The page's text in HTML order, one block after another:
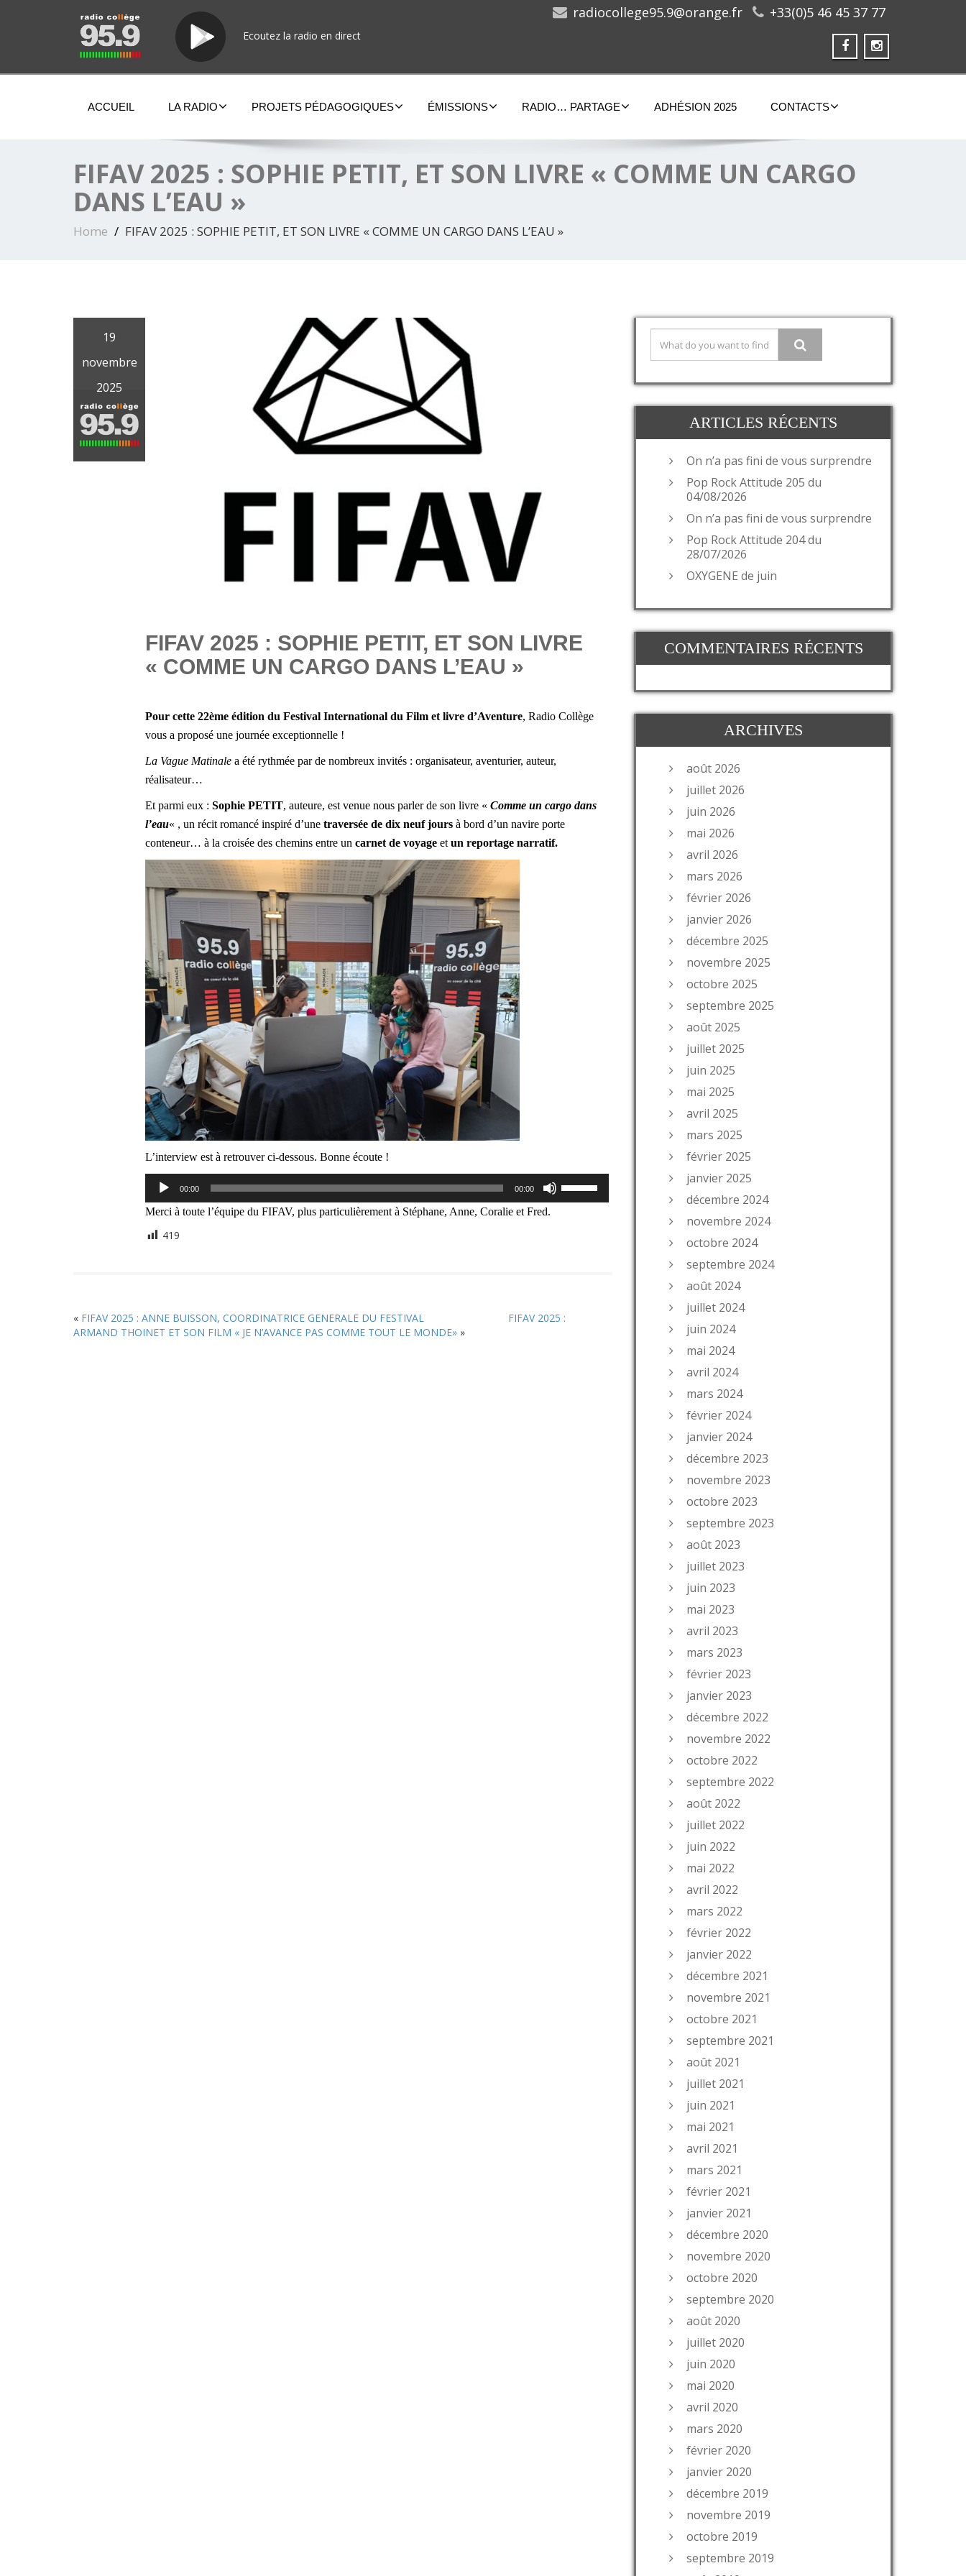
Ecoutez la radio en direct
radiocollege95.9@orange.fr +33(0)5 46 45 37 77
ACCUEIL LA RADIO PROJETS PÉDAGOGIQUES ÉMISSIONS RADIO… PARTAGE ADHÉSION 2025 CONTACTS
FIFAV 2025 : SOPHIE PETIT, ET SON LIVRE « COMME UN CARGO
DANS L’EAU »
Home FIFAV 2025 : SOPHIE PETIT, ET SON LIVRE « COMME UN CARGO DANS L’EAU »
19
novembre
2025
FIFAV 2025 : SOPHIE PETIT, ET SON LIVRE
« COMME UN CARGO DANS L’EAU »
Pour cette 22ème édition du Festival International du Film et livre d’Aventure, Radio Collège
vous a proposé une journée exceptionnelle !
La Vague Matinale a été rythmée par de nombreux invités : organisateur, aventurier, auteur,
réalisateur…
Et parmi eux : Sophie PETIT, auteure, est venue nous parler de son livre « Comme un cargo dans
l’eau« , un récit romancé inspiré d’une traversée de dix neuf jours à bord d’un navire porte
conteneur… à la croisée des chemins entre un carnet de voyage et un reportage narratif.
L’interview est à retrouver ci-dessous. Bonne écoute !
Lecteur
audio
00:00 00:00
les
Merci à toute l’équipe du FIFAV, plus particulièrement à Stéphane, Anne, Coralie et Fred.
419
« FIFAV 2025 : ANNE BUISSON, COORDINATRICE GENERALE DU FESTIVAL
FIFAV 2025 :
ARMAND THOINET ET SON FILM « JE N’AVANCE PAS COMME TOUT LE MONDE» »
ARTICLES RÉCENTS
On n’a pas fini de vous surprendre
Pop Rock Attitude 205 du
04/08/2026
On n’a pas fini de vous surprendre
Pop Rock Attitude 204 du
28/07/2026
OXYGENE de juin
COMMENTAIRES RÉCENTS
ARCHIVES
août 2026
juillet 2026
juin 2026
mai 2026
avril 2026
mars 2026
février 2026
janvier 2026
décembre 2025
novembre 2025
octobre 2025
septembre 2025
août 2025
juillet 2025
juin 2025
mai 2025
avril 2025
mars 2025
février 2025
janvier 2025
décembre 2024
novembre 2024
octobre 2024
septembre 2024
août 2024
juillet 2024
juin 2024
mai 2024
avril 2024
mars 2024
février 2024
janvier 2024
décembre 2023
novembre 2023
octobre 2023
septembre 2023
août 2023
juillet 2023
juin 2023
mai 2023
avril 2023
mars 2023
février 2023
janvier 2023
décembre 2022
novembre 2022
octobre 2022
septembre 2022
août 2022
juillet 2022
juin 2022
mai 2022
avril 2022
mars 2022
février 2022
janvier 2022
décembre 2021
novembre 2021
octobre 2021
septembre 2021
août 2021
juillet 2021
juin 2021
mai 2021
avril 2021
mars 2021
février 2021
janvier 2021
décembre 2020
novembre 2020
octobre 2020
septembre 2020
août 2020
juillet 2020
juin 2020
mai 2020
avril 2020
mars 2020
février 2020
janvier 2020
décembre 2019
novembre 2019
octobre 2019
septembre 2019